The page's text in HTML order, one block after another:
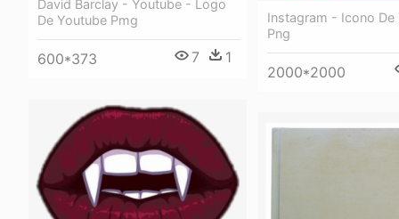
Instagram - Icono De
Png
2000*2000
David Barclay - Youtube - Logo
De Youtube Pmg
600*373 7 1